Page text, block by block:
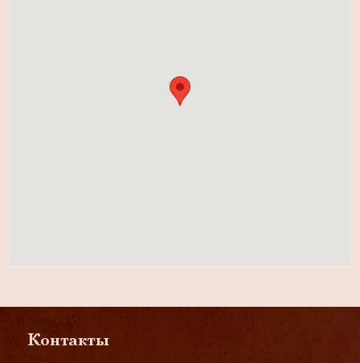
Контакты